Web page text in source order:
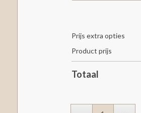
Prijs extra opties
Product prijs
Totaal